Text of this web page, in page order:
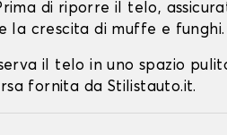
di riporre il telo,
la crescita di muffe e funghi.
il telo in uno spazio
fornita da Stilistauto.it.